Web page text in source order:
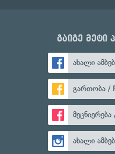
გაიგე მეტი
ახალი
გართობა /
ახალი